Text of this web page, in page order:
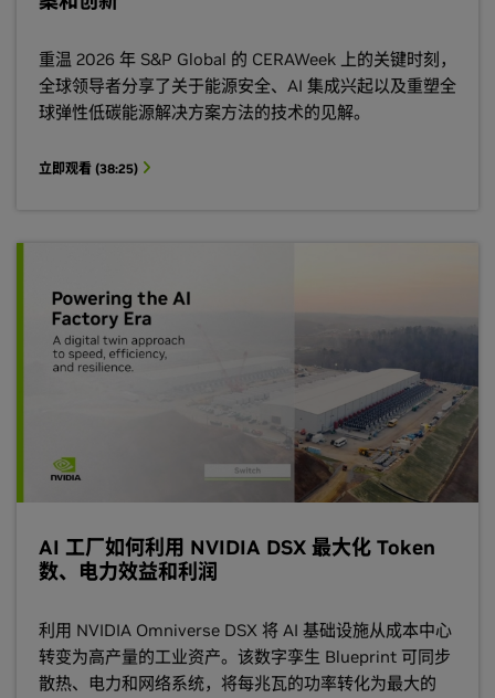
重温 2026 年 S&P Global 的 CERAWeek 上的关键时刻，
全球领导者分享了关于能源安全、AI 集成兴起以及重塑全
球弹性低碳能源解决方案方法的技术的见解。
立即观看 (38:25)
AI 工厂如何利用 NVIDIA DSX 最大化 Token
数、电力效益和利润
利用 NVIDIA Omniverse DSX 将 AI 基础设施从成本中心
转变为高产量的工业资产。该数字孪生 Blueprint 可同步
散热、电力和网络系统，将每兆瓦的功率转化为最大的